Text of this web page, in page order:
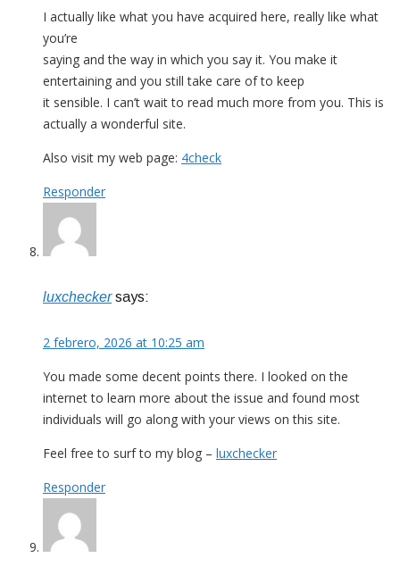
I actually like what you have acquired here, really like what
you’re
saying and the way in which you say it. You make it
entertaining and you still take care of to keep
it sensible. I can’t wait to read much more from you. This is
actually a wonderful site.
Also visit my web page: 4check
Responder
luxchecker says:
2 febrero, 2026 at 10:25 am
You made some decent points there. I looked on the
internet to learn more about the issue and found most
individuals will go along with your views on this site.
Feel free to surf to my blog – luxchecker
Responder